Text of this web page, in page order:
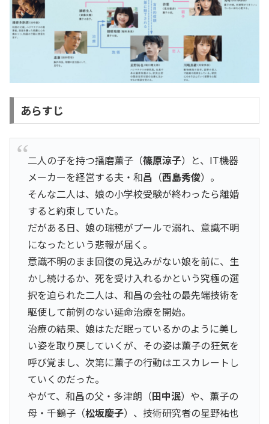
あらすじ
二人の子を持つ播磨薫子（篠原涼子）と、IT機器
メーカーを経営する夫・和昌（西島秀俊）。
そんな二人は、娘の小学校受験が終わったら離婚
すると約束していた。
だがある日、娘の瑞穂がプールで溺れ、意識不明
になったという悲報が届く。
意識不明のまま回復の見込みがない娘を前に、生
かし続けるか、死を受け入れるかという究極の選
択を迫られた二人は、和昌の会社の最先端技術を
駆使して前例のない延命治療を開始。
治療の結果、娘はただ眠っているかのように美し
い姿を取り戻していくが、その姿は薫子の狂気を
呼び覚まし、次第に薫子の行動はエスカレートし
ていくのだった。
やがて、和昌の父・多津朗（田中泯）や、薫子の
母・千鶴子（松坂慶子）、技術研究者の星野祐也